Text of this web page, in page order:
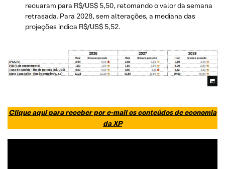
recuaram para R$/US$ 5,50, retomando o valor da semana
retrasada. Para 2028, sem alterações, a mediana das
projeções indica R$/US$ 5,52.
Clique aqui para receber por e-mail os conteúdos de economia
da XP